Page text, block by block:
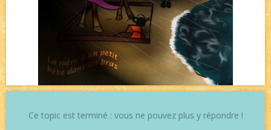
Ce topic est terminé : vous ne pouvez plus y répondre !